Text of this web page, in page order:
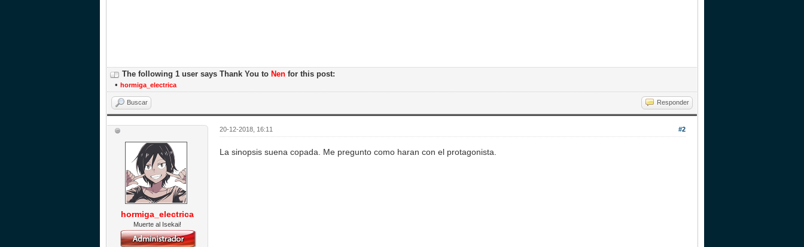
The following 1 user says Thank You to Nen for this post:
• hormiga_electrica
Buscar Responder
hormiga_electrica
Muerte al Isekai!
#2
20-12-2018, 16:11
La sinopsis suena copada. Me pregunto como haran con el protagonista.